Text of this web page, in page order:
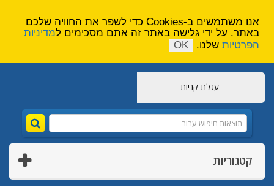
עגלת קניות
קטגוריות
אנו משתמשים ב-Cookies כדי לשפר את החוויה שלכם
באתר. על ידי גלישה באתר זה אתם מסכימים למדיניות
הפרטיות שלנו. OK